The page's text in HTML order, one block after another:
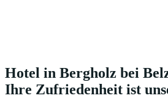
Hotel in Bergholz bei
Ihre Zufriedenheit ist